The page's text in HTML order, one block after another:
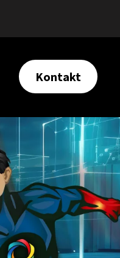
Kontakt